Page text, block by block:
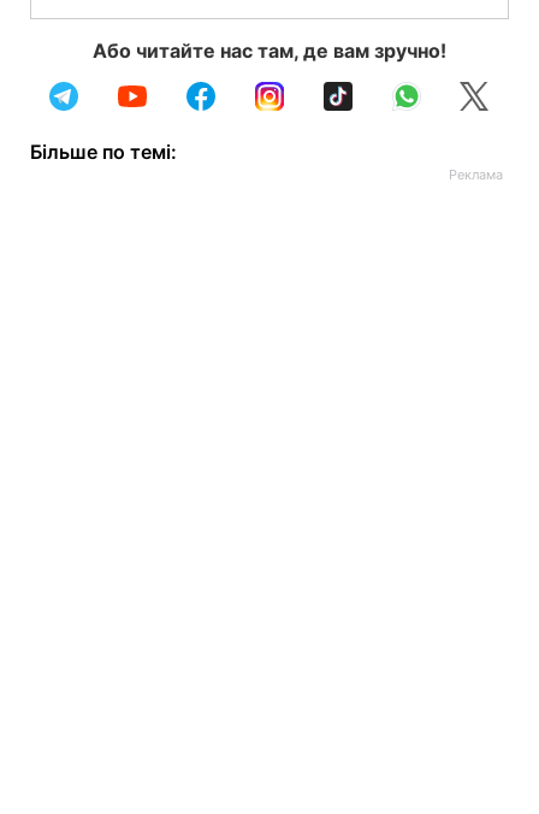
Або читайте нас там, де вам зручно!
Більше по темі: